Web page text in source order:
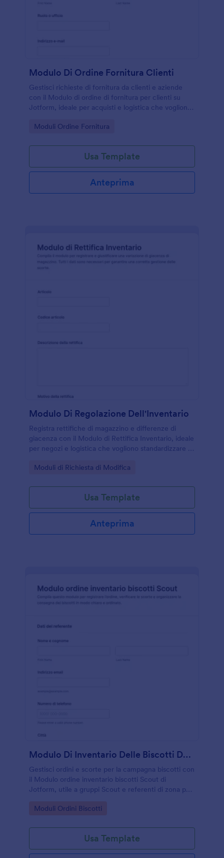
Modulo Di Ordine Fornitura Clienti
Gestisci richieste di fornitura da clienti e aziende
con il Modulo di ordine di fornitura per clienti su
Jotform, ideale per acquisti e logistica che vogliono
gestione delle risposte.
Go to Category:
Moduli Ordine Fornitura
Usa Template
Anteprima
Modulo Di Regolazione Dell'Inventario
Registra rettifiche di magazzino e differenze di
giacenza con il Modulo di Rettifica Inventario, ideale
per negozi e logistica che vogliono standardizzare la
Go to Category:
Moduli di Richiesta di Modifica
Usa Template
Anteprima
Modulo Di Inventario Delle Biscotti Delle Esploratrici
Gestisci ordini e scorte per la campagna biscotti con
il Modulo ordine inventario biscotti Scout di
Jotform, utile a gruppi Scout e referenti di zona per
unico flusso.
Go to Category:
Moduli Ordini Biscotti
Usa Template